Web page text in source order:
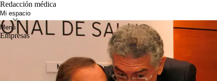
Redacción médica
Empresas